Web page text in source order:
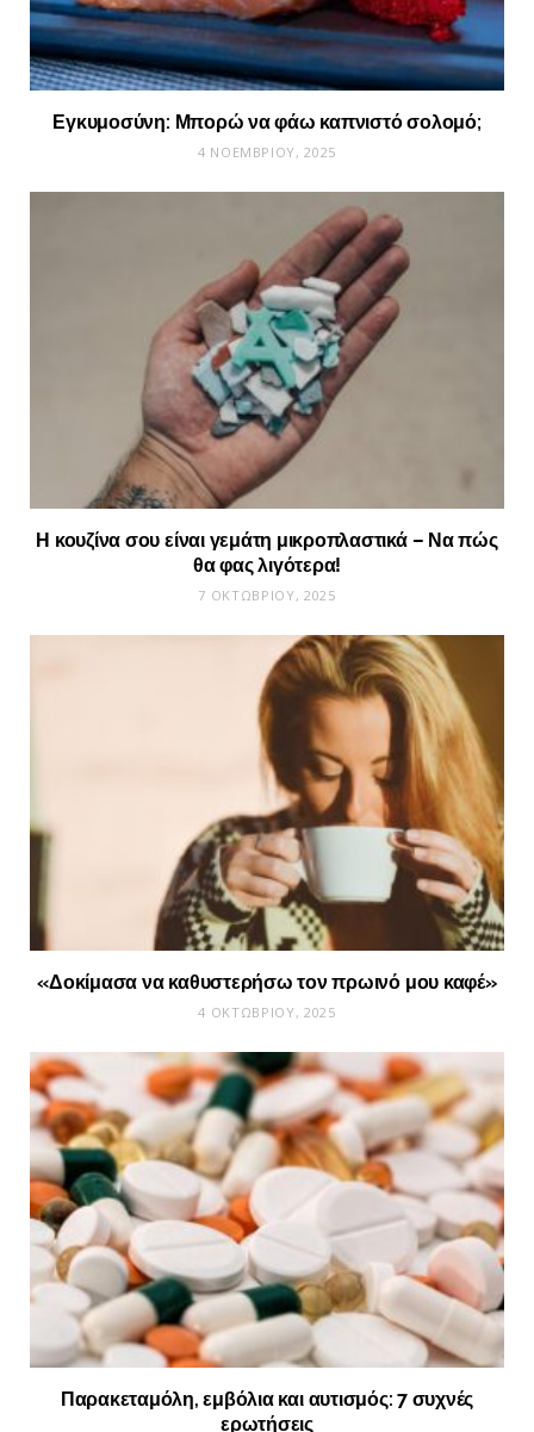
Εγκυμοσύνη: Μπορώ να φάω καπνιστό σολομό;
4 ΝΟΕΜΒΡΊΟΥ, 2025
Η κουζίνα σου είναι γεμάτη μικροπλαστικά – Να πώς
θα φας λιγότερα!
7 ΟΚΤΩΒΡΊΟΥ, 2025
«Δοκίμασα να καθυστερήσω τον πρωινό μου καφέ»
4 ΟΚΤΩΒΡΊΟΥ, 2025
Παρακεταμόλη, εμβόλια και αυτισμός: 7 συχνές
ερωτήσεις